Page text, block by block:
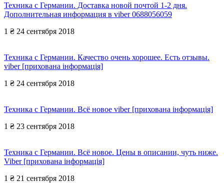
Техника с Германии. Доставка новой почтой 1-2 дня.
Дополнительная информация в viber 0688056059
1 ₴ 24 сентября 2018
Техника с Германии. Качество очень хорошее. Есть отзывы.
viber [прихована інформація]
1 ₴ 24 сентября 2018
Техника с Германии. Всё новое viber [прихована інформація]
1 ₴ 23 сентября 2018
Техника с Германии. Всё новое. Цены в описании, чуть ниже.
Viber [прихована інформація]
1 ₴ 21 сентября 2018